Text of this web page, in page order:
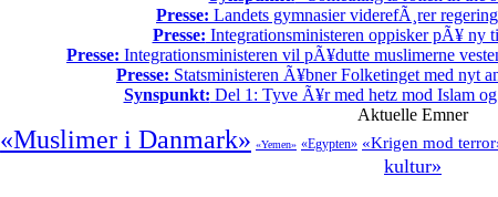
Presse: Landets gymnasier viderefÃ¸rer
Presse: Integrationsministeren oppisker pÃ¥ ny
Presse: Integrationsministeren vil pÃ¥dutte muslimerne
Presse: Statsministeren Ã¥bner Folketinget med nyt
Synspunkt: Del 1: Tyve Ã¥r med hetz mod Islam
Aktuelle Emner
«Muslimer i Danmark» «Yemen» «Egypten» «Krigen mod
kultur»